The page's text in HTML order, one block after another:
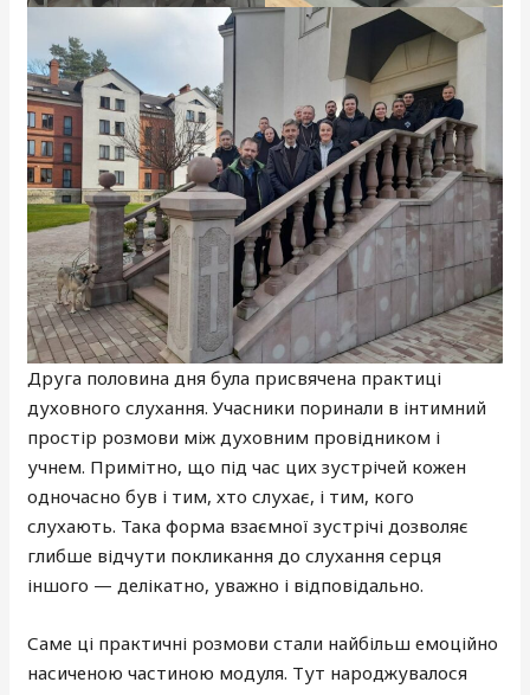
Друга половина дня була присвячена практиці
духовного слухання. Учасники поринали в інтимний
простір розмови між духовним провідником і
учнем. Примітно, що під час цих зустрічей кожен
одночасно був і тим, хто слухає, і тим, кого
слухають. Така форма взаємної зустрічі дозволяє
глибше відчути покликання до слухання серця
іншого — делікатно, уважно і відповідально.
Саме ці практичні розмови стали найбільш емоційно
насиченою частиною модуля. Тут народжувалося